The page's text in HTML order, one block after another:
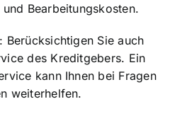
Bearbeitungskosten.
Berücksichtigen Sie auch
des Kreditgebers. Ein
kann Ihnen bei Fragen
weiterhelfen.